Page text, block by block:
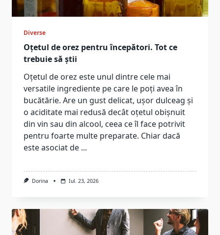
Diverse
Oțetul de orez pentru începători. Tot ce
trebuie să știi
Oțetul de orez este unul dintre cele mai
versatile ingrediente pe care le poți avea în
bucătărie. Are un gust delicat, ușor dulceag și
o aciditate mai redusă decât oțetul obișnuit
din vin sau din alcool, ceea ce îl face potrivit
pentru foarte multe preparate. Chiar dacă
este asociat de ...
Dorina Iul. 23, 2026